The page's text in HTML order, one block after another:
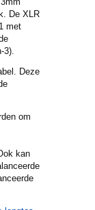
De XLR
met
3).
Deze
om
kan